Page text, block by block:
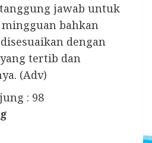
jawab untuk
bahkan
dengan
tertib dan
(Adv)
: 98